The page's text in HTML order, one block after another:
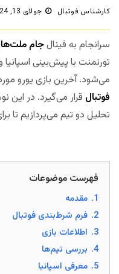
کارشناس فوتبال جولای 13, 2024
سرانجام به فینالجام
تورنمنت با پیش‌بینی
می‌شود. آخرین بازی یورو
فوتبال قرار می‌گیرد. در این
تحلیل دو تیم می‌پردازیم تا
فهرست موضوعات
1. مقدمه
2. فرم شرط‌بندی فوتبال
3. اطلاعات بازی
4. بررسی تیم‌ها
5. معرفی اسپانیا